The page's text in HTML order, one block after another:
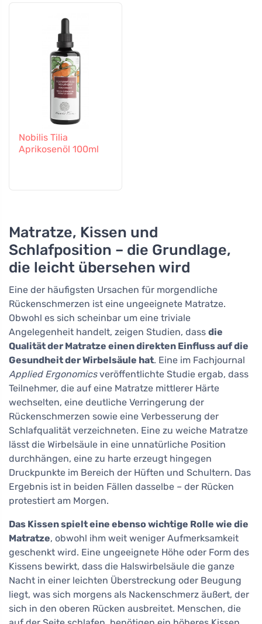
Nobilis Tilia
Aprikosenöl 100ml
Matratze, Kissen und
Schlafposition – die Grundlage,
die leicht übersehen wird
Eine der häufigsten Ursachen für morgendliche
Rückenschmerzen ist eine ungeeignete Matratze.
Obwohl es sich scheinbar um eine triviale
Angelegenheit handelt, zeigen Studien, dass die
Qualität der Matratze einen direkten Einfluss auf die
Gesundheit der Wirbelsäule hat. Eine im Fachjournal
Applied Ergonomicsveröffentlichte Studie ergab, dass
Teilnehmer, die auf eine Matratze mittlerer Härte
wechselten, eine deutliche Verringerung der
Rückenschmerzen sowie eine Verbesserung der
Schlafqualität verzeichneten. Eine zu weiche Matratze
lässt die Wirbelsäule in eine unnatürliche Position
durchhängen, eine zu harte erzeugt hingegen
Druckpunkte im Bereich der Hüften und Schultern. Das
Ergebnis ist in beiden Fällen dasselbe – der Rücken
protestiert am Morgen.
Das Kissen spielt eine ebenso wichtige Rolle wie die
Matratze, obwohl ihm weit weniger Aufmerksamkeit
geschenkt wird. Eine ungeeignete Höhe oder Form des
Kissens bewirkt, dass die Halswirbelsäule die ganze
Nacht in einer leichten Überstreckung oder Beugung
liegt, was sich morgens als Nackenschmerz äußert, der
sich in den oberen Rücken ausbreitet. Menschen, die